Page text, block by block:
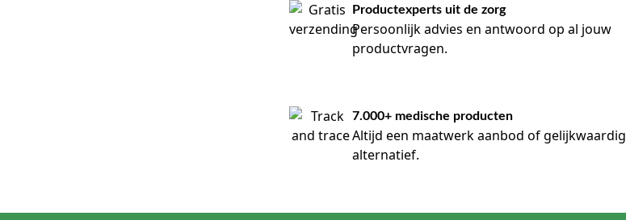
Productexperts uit de zorg
Persoonlijk advies en antwoord op al jouw
productvragen.
7.000+ medische producten
Altijd een maatwerk aanbod of gelijkwaardig
alternatief.